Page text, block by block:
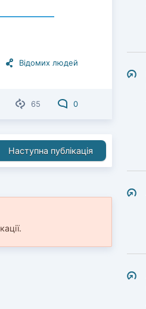
Відомих людей
65 0
Наступна публікація